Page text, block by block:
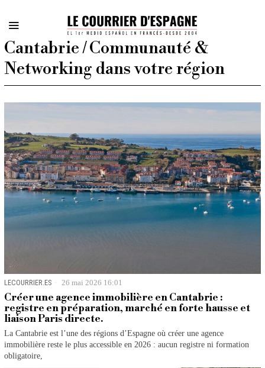
Cantabrie / Communauté &
Networking dans votre région
LECOURRIER.ES 26 mai 2026 16:01
Créer une agence immobilière en Cantabrie :
registre en préparation, marché en forte hausse et
liaison Paris directe.
La Cantabrie est l’une des régions d’Espagne où créer une agence
immobilière reste le plus accessible en 2026 : aucun registre ni formation
obligatoire,